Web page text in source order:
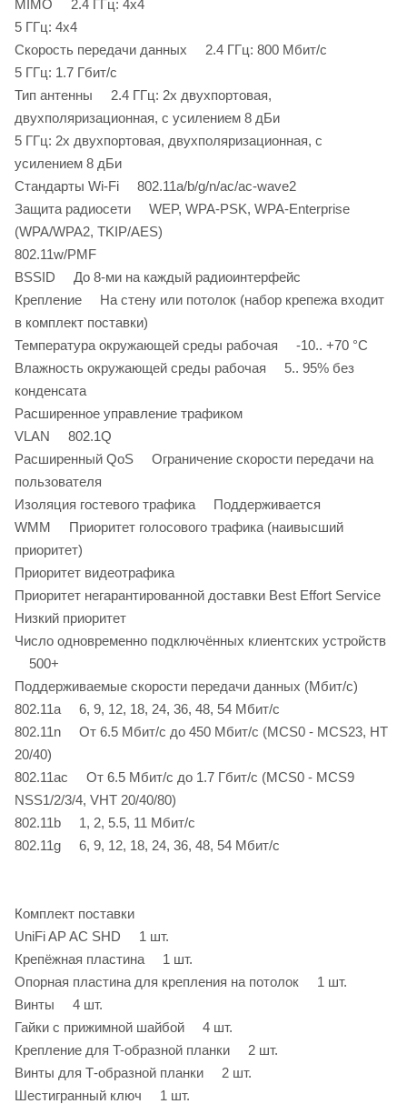
MIMO 2.4 ГГц: 4х4
5 ГГц: 4х4
Скорость передачи данных 2.4 ГГц: 800 Мбит/с
5 ГГц: 1.7 Гбит/с
Тип антенны 2.4 ГГц: 2х двухпортовая,
двухполяризационная, с усилением 8 дБи
5 ГГц: 2х двухпортовая, двухполяризационная, с
усилением 8 дБи
Стандарты Wi-Fi 802.11a/b/g/n/ac/ac-wave2
Защита радиосети WEP, WPA-PSK, WPA-Enterprise
(WPA/WPA2, TKIP/AES)
802.11w/PMF
BSSID До 8-ми на каждый радиоинтерфейс
Крепление На стену или потолок (набор крепежа входит
в комплект поставки)
Температура окружающей среды рабочая -10.. +70 °C
Влажность окружающей среды рабочая 5.. 95% без
конденсата
Расширенное управление трафиком
VLAN 802.1Q
Расширенный QoS Ограничение скорости передачи на
пользователя
Изоляция гостевого трафика Поддерживается
WMM Приоритет голосового трафика (наивысший
приоритет)
Приоритет видеотрафика
Приоритет негарантированной доставки Best Effort Service
Низкий приоритет
Число одновременно подключённых клиентских устройств
500+
Поддерживаемые скорости передачи данных (Мбит/с)
802.11a 6, 9, 12, 18, 24, 36, 48, 54 Мбит/с
802.11n От 6.5 Мбит/с до 450 Мбит/с (MCS0 - MCS23, HT
20/40)
802.11ac От 6.5 Мбит/с до 1.7 Гбит/с (MCS0 - MCS9
NSS1/2/3/4, VHT 20/40/80)
802.11b 1, 2, 5.5, 11 Мбит/с
802.11g 6, 9, 12, 18, 24, 36, 48, 54 Мбит/с
Комплект поставки
UniFi AP AC SHD 1 шт.
Крепёжная пластина 1 шт.
Опорная пластина для крепления на потолок 1 шт.
Винты 4 шт.
Гайки с прижимной шайбой 4 шт.
Крепление для T-образной планки 2 шт.
Винты для Т-образной планки 2 шт.
Шестигранный ключ 1 шт.